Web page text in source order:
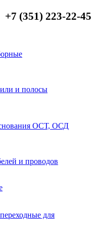
+7 (351) 223-22-45
и полосы
ОСТ, ОСД
и проводов
для